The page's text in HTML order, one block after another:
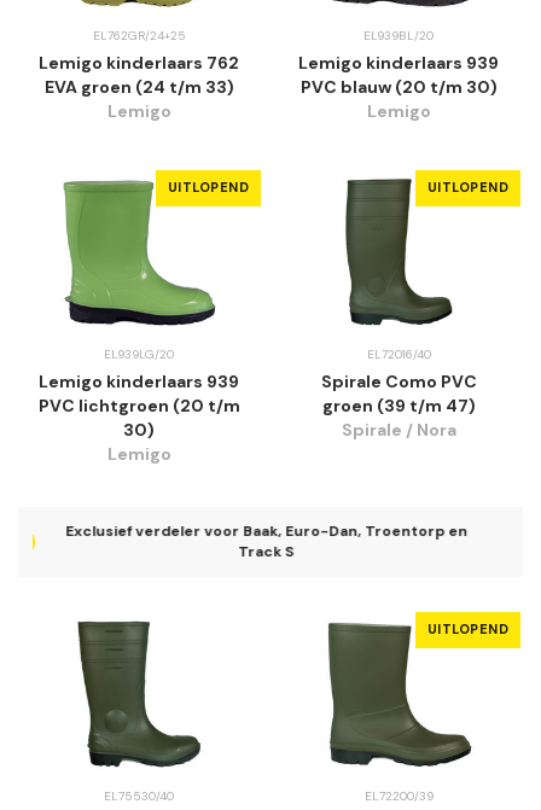
EL762GR/24+25
Lemigo kinderlaars 762
EVA groen (24 t/m 33)
Lemigo
EL939BL/20
Lemigo kinderlaars 939
PVC blauw (20 t/m 30)
Lemigo
UITLOPEND
EL939LG/20
Lemigo kinderlaars 939
PVC lichtgroen (20 t/m
30)
Lemigo
UITLOPEND
EL72016/40
Spirale Como PVC
groen (39 t/m 47)
Spirale / Nora
EL75530/40
UITLOPEND
EL72200/39
Baak met GO & RELAX systeem (patent)